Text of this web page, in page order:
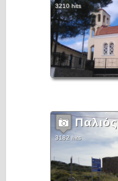
3210 hits
3182 hits